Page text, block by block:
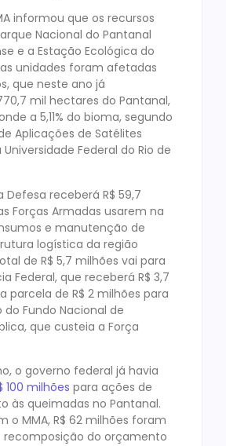
informou que os recursos
Nacional do Pantanal
e a Estação Ecológica do
unidades foram afetadas
que neste ano já
mil hectares do Pantanal,
a 5,11% do bioma, segundo
Aplicações de Satélites
Federal do Rio de
Defesa receberá R$ 59,7
Forças Armadas usarem na
e manutenção de
logística da região
de R$ 5,7 milhões vai para
Federal, que receberá R$ 3,7
parcela de R$ 2 milhões para
Fundo Nacional de
que custeia a Força
o governo federal já havia
100 milhões para ações de
às queimadas no Pantanal.
o MMA, R$ 62 milhões foram
recomposição do orçamento